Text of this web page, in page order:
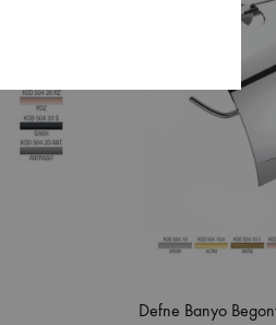
Defne Banyo